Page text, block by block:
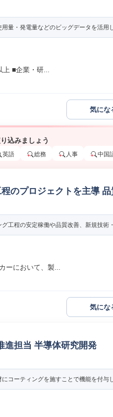
量・発電量などのビッグデータを活用
■企業・研...
気にな
込みましょう
英語 総務 人事 中国
のプロジェクトを主導 品
工程の安定稼働や品質改善、新規技術
ーにおいて、製...
気にな
進担当 半導体研究開発
コーティングを施すことで機能を付与